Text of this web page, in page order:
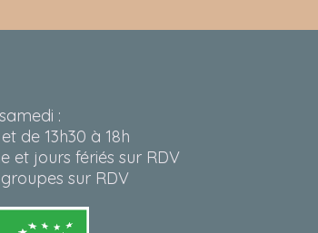
:
de 13h30 à 18h
et jours fériés sur RDV
sur RDV